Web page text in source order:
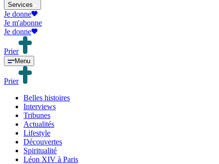
Services
Je donne
Je m'abonne
Je donne
Prier
Menu
Prier
Belles histoires
Interviews
Tribunes
Actualités
Lifestyle
Découvertes
Spiritualité
Léon XIV à Paris